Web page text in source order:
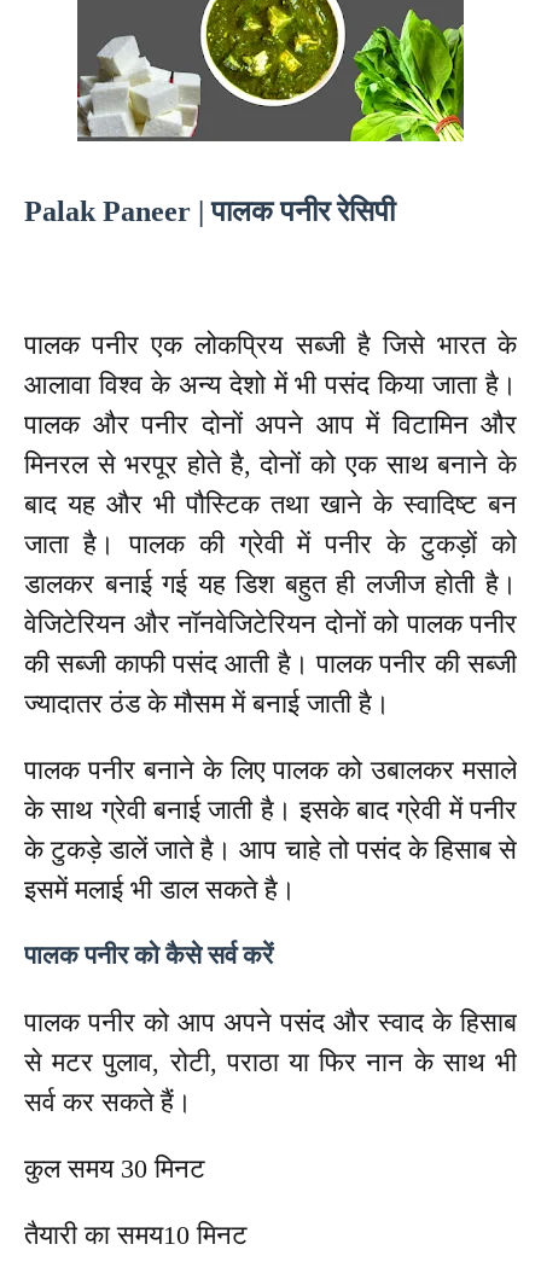
Palak Paneer | पालक पनीर रेसिपी
पालक पनीर एक लोकप्रिय सब्जी है जिसे भारत के
आलावा विश्व के अन्य देशो में भी पसंद किया जाता है।
पालक और पनीर दोनों अपने आप में विटामिन और
मिनरल से भरपूर होते है, दोनों को एक साथ बनाने के
बाद यह और भी पौस्टिक तथा खाने के स्वादिष्ट बन
जाता है। पालक की ग्रेवी में पनीर के टुकड़ों को
डालकर बनाई गई यह डिश बहुत ही लजीज होती है।
वेजिटेरियन और नॉनवेजिटेरियन दोनों को पालक पनीर
की सब्जी काफी पसंद आती है। पालक पनीर की सब्जी
ज्यादातर ठंड के मौसम में बनाई जाती है।
पालक पनीर बनाने के लिए पालक को उबालकर मसाले
के साथ ग्रेवी बनाई जाती है। इसके बाद ग्रेवी में पनीर
के टुकड़े डालें जाते है। आप चाहे तो पसंद के हिसाब से
इसमें मलाई भी डाल सकते है।
पालक पनीर को कैसे सर्व करें
पालक पनीर को आप अपने पसंद और स्वाद के हिसाब
से मटर पुलाव, रोटी, पराठा या फिर नान के साथ भी
सर्व कर सकते हैं।
कुल समय 30 मिनट
तैयारी का समय10 मिनट